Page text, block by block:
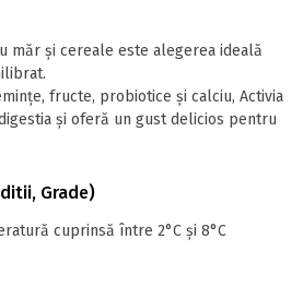
măr și cereale este alegerea ideală
fructe, probiotice și calciu, Activia
și oferă un gust delicios pentru
Grade)
cuprinsă între 2°C și 8°C